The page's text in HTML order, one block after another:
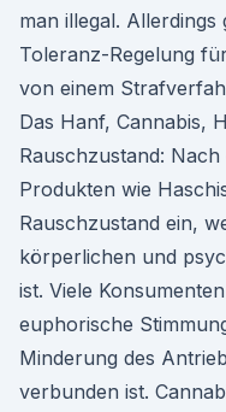
man illegal. Aller­dings
Toleranz-Regelung
von einem
Das Hanf, Cannabis,
Rauschzustand:
Produkten wie
Rauschzustand ein,
körperlichen und
ist. Viele
euphorische
Minderung des
verbunden ist.